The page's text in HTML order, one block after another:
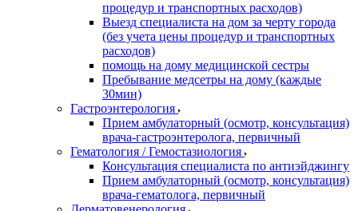
процедур и транспортных расходов)
Выезд специалиста на дом за черту города
(без учета цены процедур и транспортных
расходов)
помощь на дому медицинской сестры
Пребывание медсетры на дому (каждые
30мин)
Гастроэнтерология
Прием амбулаторный (осмотр, консультация)
врача-гастроэнтеролога, первичный
Гематология / Гемостазиология
Консультация специалиста по антиэйджингу
Прием амбулаторный (осмотр, консультация)
врача-гематолога, первичный